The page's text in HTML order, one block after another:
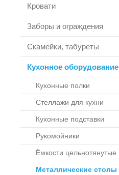
Кровати
Заборы и ограждения
Скамейки, табуреты
Кухонное оборудование
Кухонные полки
Стеллажи для кухни
Кухонные подставки
Рукомойники
Ёмкости цельнотянутые
Металлические столы